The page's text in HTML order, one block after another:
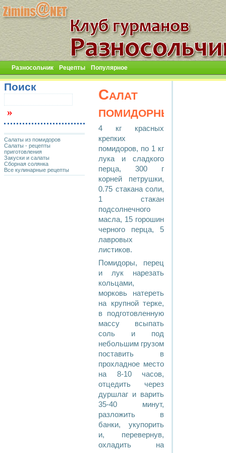
Разносольчик Рецепты Популярное
Салат
помидорный
4 кг красных
крепких
помидоров, по 1 кг
лука и сладкого
перца, 300 г
корней петрушки,
0.75 стакана соли,
1 стакан
подсолнечного
масла, 15 горошин
черного перца, 5
лавровых
листиков.
Помидоры, перец
и лук нарезать
кольцами,
морковь натереть
на крупной терке,
в подготовленную
массу всыпать
соль и под
небольшим грузом
поставить в
прохладное место
на 8-10 часов,
отцедить через
дуршлаг и варить
35-40 минут,
разложить в
банки, укупорить
и, перевернув,
охладить на
Поиск
Салаты из помидоров
Салаты - рецепты
приготовления
Закуски и салаты
Сборная солянка
Все кулинарные рецепты